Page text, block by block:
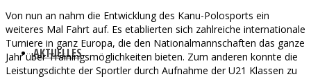
AKTUELLES
Von nun an nahm die Entwicklung des Kanu-Polosports ein
weiteres Mal Fahrt auf. Es etablierten sich zahlreiche internationale
Turniere in ganz Europa, die den Nationalmannschaften das ganze
Jahr über Trainingsmöglichkeiten bieten. Zum anderen konnte die
Leistungsdichte der Sportler durch Aufnahme der U21 Klassen zu